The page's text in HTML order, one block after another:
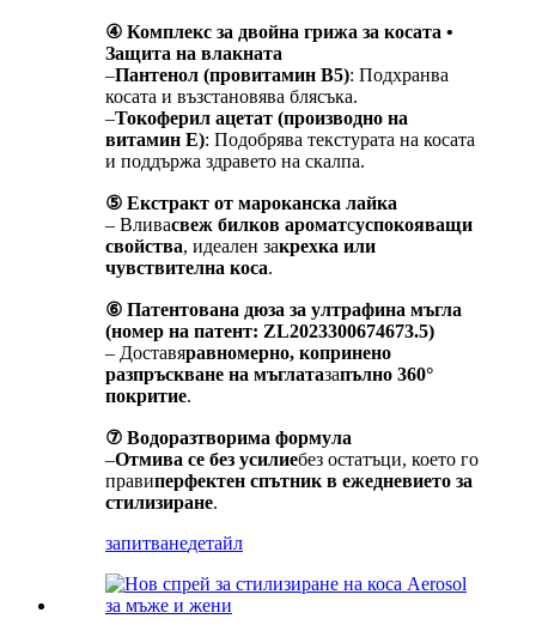
④ Комплекс за двойна грижа за косата •
Защита на влакната
–Пантенол (провитамин B5): Подхранва
косата и възстановява блясъка.
–Токоферил ацетат (производно на
витамин Е): Подобрява текстурата на косата
и поддържа здравето на скалпа.
⑤ Екстракт от мароканска лайка
– Вливасвеж билков ароматсуспокояващи
свойства, идеален закрехка или
чувствителна коса.
⑥ Патентована дюза за ултрафина мъгла
(номер на патент: ZL2023300674673.5)
– Доставяравномерно, копринено
разпръскване на мъглатазапълно 360°
покритие.
⑦ Водоразтворима формула
–Отмива се без усилиебез остатъци, което го
правиперфектен спътник в ежедневието за
стилизиране.
запитванедетайл